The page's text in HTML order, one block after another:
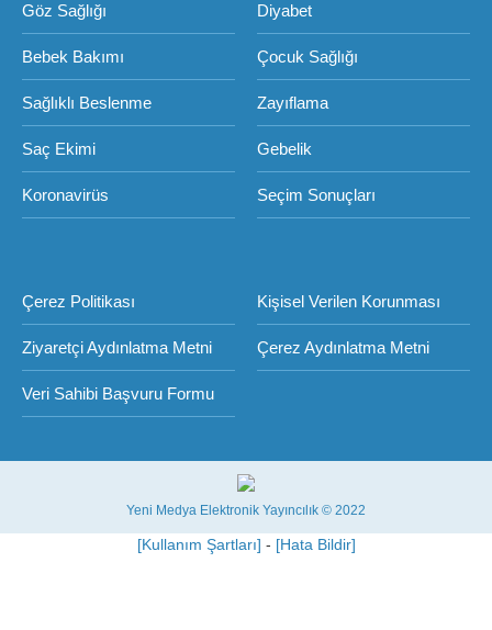
Göz Sağlığı Diyabet
Bebek Bakımı Çocuk Sağlığı
Sağlıklı Beslenme Zayıflama
Saç Ekimi Gebelik
Koronavirüs Seçim Sonuçları
Çerez Politikası Kişisel Verilen Korunması
Ziyaretçi Aydınlatma Metni Çerez Aydınlatma Metni
Veri Sahibi Başvuru Formu
Yeni Medya Elektronik Yayıncılık © 2022
[Kullanım Şartları] - [Hata Bildir]